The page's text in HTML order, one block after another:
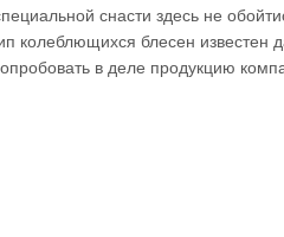
снасти здесь не
колеблющихся блесен известен
в деле продукцию